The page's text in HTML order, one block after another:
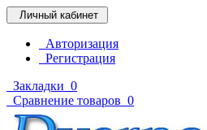
Личный кабинет
Авторизация
Регистрация
Закладки 0
Сравнение товаров 0